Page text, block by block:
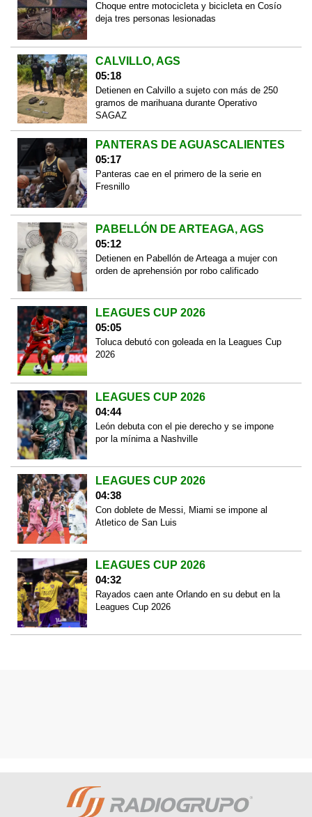
Choque entre motocicleta y bicicleta en Cosío
deja tres personas lesionadas
CALVILLO, AGS
05:18
Detienen en Calvillo a sujeto con más de 250
gramos de marihuana durante Operativo
SAGAZ
PANTERAS DE AGUASCALIENTES
05:17
Panteras cae en el primero de la serie en
Fresnillo
PABELLÓN DE ARTEAGA, AGS
05:12
Detienen en Pabellón de Arteaga a mujer con
orden de aprehensión por robo calificado
LEAGUES CUP 2026
05:05
Toluca debutó con goleada en la Leagues Cup
2026
LEAGUES CUP 2026
04:44
León debuta con el pie derecho y se impone
por la mínima a Nashville
LEAGUES CUP 2026
04:38
Con doblete de Messi, Miami se impone al
Atletico de San Luis
LEAGUES CUP 2026
04:32
Rayados caen ante Orlando en su debut en la
Leagues Cup 2026